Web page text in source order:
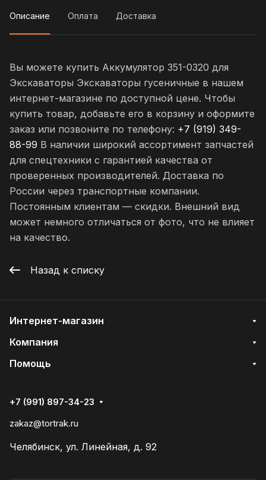
Описание Оплата Доставка
Вы можете купить Аккумулятор 351-0320 для
Экскаваторы Экскаваторы гусеничные в нашем
интернет-магазине по доступной цене. Чтобы
купить товар, добавьте его в корзину и оформите
заказ или позвоните по телефону: +7 (919) 349-
88-99 В наличии широкий ассортимент запчастей
для спецтехники с гарантией качества от
проверенных производителей. Доставка по
России через транспортные компании.
Постоянным клиентам — скидки. Внешний вид
может немного отличаться от фото, что не влияет
на качество.
Назад к списку
Интернет-магазин
Компания
Помощь
+7 (991) 897-34-23
zakaz@tortrak.ru
Челябинск, ул. Линейная, д. 92